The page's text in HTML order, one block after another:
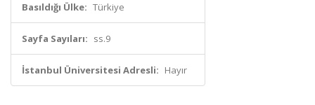
Basıldığı Ülke: Türkiye
Sayfa Sayıları: ss.9
İstanbul Üniversitesi Adresli: Hayır